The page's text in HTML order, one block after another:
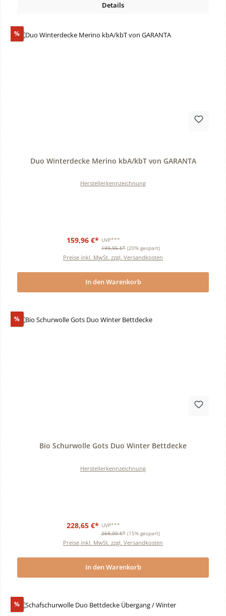
Details
%Rabatt
Duo Winterdecke Merino kbA/kbT von GARANTA
Herstellerkennzeichnung
159,96 €* UVP***
199,95 €* (20% gespart)
Preise inkl. MwSt. zzgl. Versandkosten
In den Warenkorb
%Rabatt
Bio Schurwolle Gots Duo Winter Bettdecke
Herstellerkennzeichnung
228,65 €* UVP***
269,00 €* (15% gespart)
Preise inkl. MwSt. zzgl. Versandkosten
In den Warenkorb
%Rabatt